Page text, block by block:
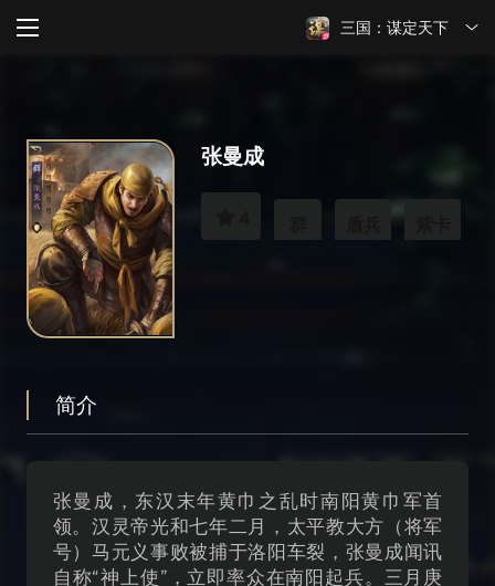
三国：谋定天下
张曼成
简介
张曼成，东汉末年黄巾之乱时南阳黄巾军首
领。汉灵帝光和七年二月，太平教大方（将军
号）马元义事败被捕于洛阳车裂，张曼成闻讯
自称“神上使”，立即率众在南阳起兵。三月庚